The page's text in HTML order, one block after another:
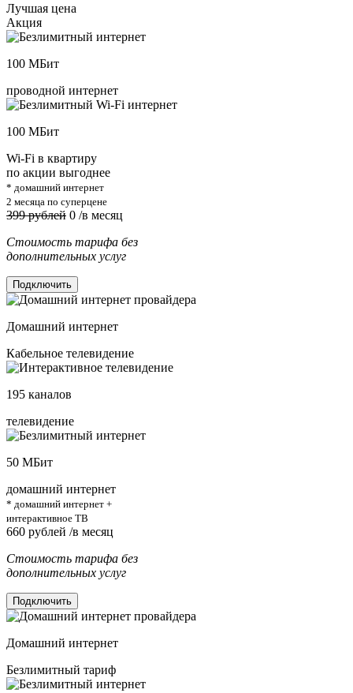
Лучшая цена
Акция
100 МБит
проводной интернет
100 МБит
Wi-Fi в квартиру
по акции выгоднее
* домашний интернет
2 месяца по суперцене
399 рублей 0 /в месяц
Стоимость тарифа без
дополнительных услуг
Подключить
Домашний интернет
Кабельное телевидение
195 каналов
телевидение
50 МБит
домашний интернет
* домашний интернет +
интерактивное ТВ
660 рублей /в месяц
Стоимость тарифа без
дополнительных услуг
Подключить
Домашний интернет
Безлимитный тариф